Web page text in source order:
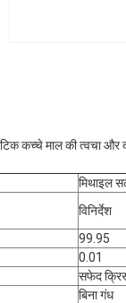
कच्चे माल की त्वचा और
मिथाइल
विनिर्देश
99.95
0.01
सफेद
बिना गंध